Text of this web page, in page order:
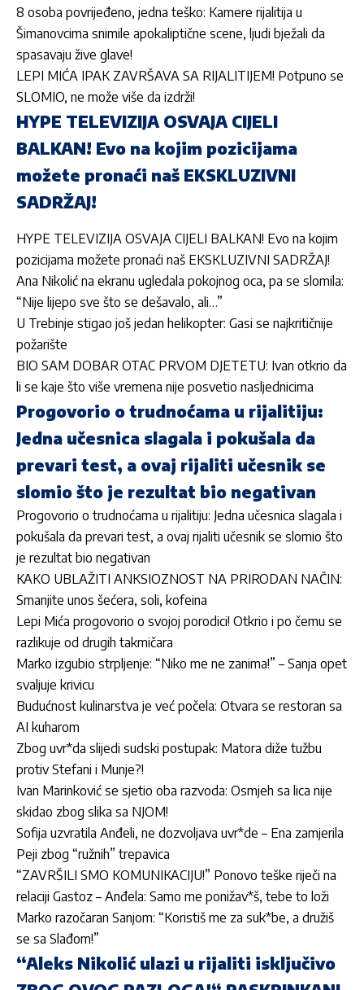
8 osoba povrijeđeno, jedna teško: Kamere rijalitija u
Šimanovcima snimile apokaliptične scene, ljudi bježali da
spasavaju žive glave!
LEPI MIĆA IPAK ZAVRŠAVA SA RIJALITIJEM! Potpuno se
SLOMIO, ne može više da izdrži!
HYPE TELEVIZIJA OSVAJA CIJELI
BALKAN! Evo na kojim pozicijama
možete pronaći naš EKSKLUZIVNI
SADRŽAJ!
HYPE TELEVIZIJA OSVAJA CIJELI BALKAN! Evo na kojim
pozicijama možete pronaći naš EKSKLUZIVNI SADRŽAJ!
Ana Nikolić na ekranu ugledala pokojnog oca, pa se slomila:
“Nije lijepo sve što se dešavalo, ali…”
U Trebinje stigao još jedan helikopter: Gasi se najkritičnije
požarište
BIO SAM DOBAR OTAC PRVOM DJETETU: Ivan otkrio da
li se kaje što više vremena nije posvetio nasljednicima
Progovorio o trudnoćama u rijalitiju:
Jedna učesnica slagala i pokušala da
prevari test, a ovaj rijaliti učesnik se
slomio što je rezultat bio negativan
Progovorio o trudnoćama u rijalitiju: Jedna učesnica slagala i
pokušala da prevari test, a ovaj rijaliti učesnik se slomio što
je rezultat bio negativan
KAKO UBLAŽITI ANKSIOZNOST NA PRIRODAN NAČIN:
Smanjite unos šećera, soli, kofeina
Lepi Mića progovorio o svojoj porodici! Otkrio i po čemu se
razlikuje od drugih takmičara
Marko izgubio strpljenje: “Niko me ne zanima!” – Sanja opet
svaljuje krivicu
Budućnost kulinarstva je već počela: Otvara se restoran sa
AI kuharom
Zbog uvr*da slijedi sudski postupak: Matora diže tužbu
protiv Stefani i Munje?!
Ivan Marinković se sjetio oba razvoda: Osmjeh sa lica nije
skidao zbog slika sa NJOM!
Sofija uzvratila Anđeli, ne dozvoljava uvr*de – Ena zamjerila
Peji zbog “ružnih” trepavica
“ZAVRŠILI SMO KOMUNIKACIJU!” Ponovo teške riječi na
relaciji Gastoz – Anđela: Samo me ponižav*š, tebe to loži
Marko razočaran Sanjom: “Koristiš me za suk*be, a družiš
se sa Slađom!”
“Aleks Nikolić ulazi u rijaliti isključivo